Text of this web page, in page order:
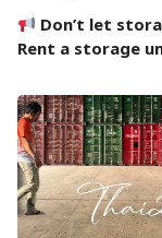
Don’t let
Rent a storage